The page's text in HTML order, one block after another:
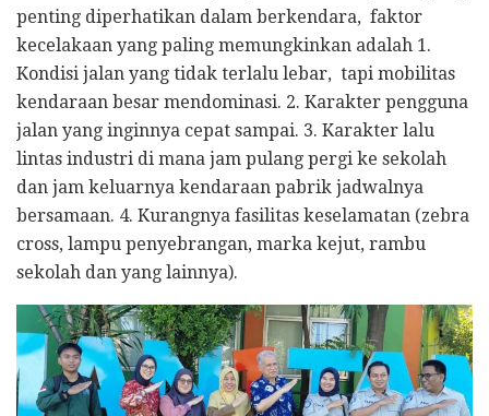
penting diperhatikan dalam berkendara, faktor
kecelakaan yang paling memungkinkan adalah 1.
Kondisi jalan yang tidak terlalu lebar, tapi mobilitas
kendaraan besar mendominasi. 2. Karakter pengguna
jalan yang inginnya cepat sampai. 3. Karakter lalu
lintas industri di mana jam pulang pergi ke sekolah
dan jam keluarnya kendaraan pabrik jadwalnya
bersamaan. 4. Kurangnya fasilitas keselamatan (zebra
cross, lampu penyebrangan, marka kejut, rambu
sekolah dan yang lainnya).